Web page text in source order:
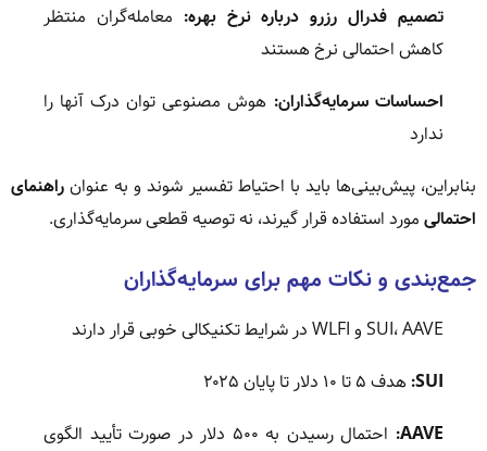
تصمیم فدرال رزرو درباره نرخ بهره: معامله‌گران منتظر
کاهش احتمالی نرخ هستند
احساسات سرمایه‌گذاران: هوش مصنوعی توان درک آنها را
ندارد
بنابراین، پیش‌بینی‌ها باید با احتیاط تفسیر شوند و به عنوان راهنمای
احتمالی مورد استفاده قرار گیرند، نه توصیه قطعی سرمایه‌گذاری.
جمع‌بندی و نکات مهم برای سرمایه‌گذاران
SUI، AAVE و WLFI در شرایط تکنیکالی خوبی قرار دارند
SUI: هدف ۵ تا ۱۰ دلار تا پایان ۲۰۲۵
AAVE:
احتمال رسیدن به ۵۰۰ دلار در صورت تأیید الگوی